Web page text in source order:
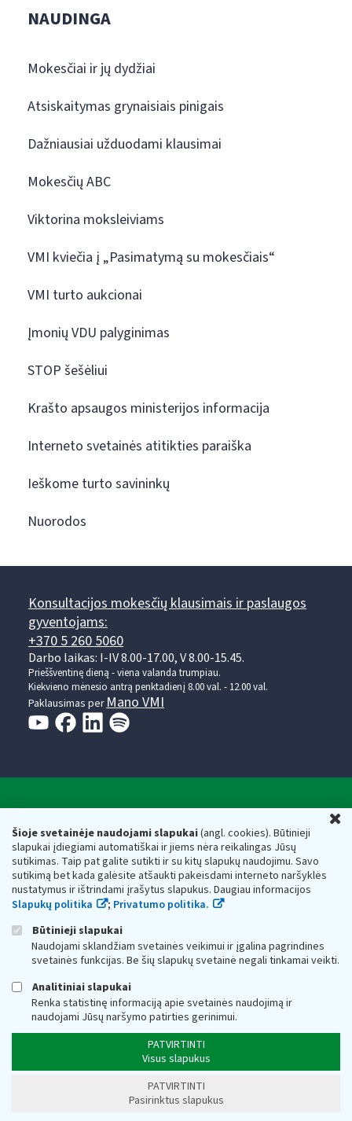
Šioje svetainėje naudojami slapukai(angl. cookies). Būtinieji
slapukai įdiegiami automatiškai ir jiems nėra reikalingas Jūsų
sutikimas. Taip pat galite sutikti ir su kitų slapukų naudojimu. Savo
sutikimą bet kada galėsite atšaukti pakeisdami interneto naršyklės
nustatymus ir ištrindami įrašytus slapukus. Daugiau informacijos
Slapukų politika
; Privatumo politika.
Būtinieji slapukai
Naudojami sklandžiam svetainės veikimui ir įgalina pagrindines
svetainės funkcijas. Be šių slapukų svetainė negali tinkamai veikti.
Analitiniai slapukai
Renka statistinę informaciją apie svetainės naudojimą ir
naudojami Jūsų naršymo patirties gerinimui.
PATVIRTINTI
Visus slapukus
PATVIRTINTI
Pasirinktus slapukus
NAUDINGA
Mokesčiai ir jų dydžiai
Atsiskaitymas grynaisiais pinigais
Dažniausiai užduodami klausimai
Mokesčių ABC
Viktorina moksleiviams
VMI kviečia į „Pasimatymą su mokesčiais“
VMI turto aukcionai
Įmonių VDU palyginimas
STOP šešėliui
Krašto apsaugos ministerijos informacija
Interneto svetainės atitikties paraiška
Ieškome turto savininkų
Nuorodos
Konsultacijos mokesčių klausimais ir paslaugos
gyventojams:
+370 5 260 5060
Darbo laikas: I-IV 8.00-17.00, V 8.00-15.45.
Prieššventinę dieną - viena valanda trumpiau.
Kiekvieno mėnesio antrą penktadienį 8.00 val. - 12.00 val.
Paklausimas per Mano VMI
Respublikos finansų ministerijos
Biudžetinė įstaiga. Juridinio asmens kodas — 188659752,
adresas: Vasario 16-osios g. 14, 01107 Vilnius, Lietuva, el.paštas:
vmi@vmi.lt, E. pristatymo dėžutės adresas 188659752
Duomenys apie Valstybinę mokesčių inspekciją prie Lietuvos
Respublikos finansų ministerijos kaupiami ir saugomi Juridinių